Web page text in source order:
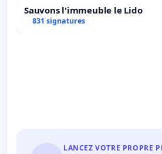
Sauvons l'immeuble le Lido
831 signatures
LANCEZ VOTRE PROPRE